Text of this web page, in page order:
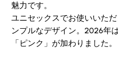
魅力です。
ユニセックスでお使いいた
ンプルなデザイン。2026年
「ピンク」が加わりました。